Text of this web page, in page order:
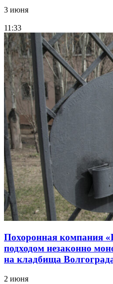
3 июня
11:33
Похоронная компания
подходом незаконно
на кладбища
2 июня